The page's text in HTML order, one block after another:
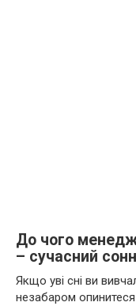
До чого
– сучасний
Якщо уві сні ви
незабаром